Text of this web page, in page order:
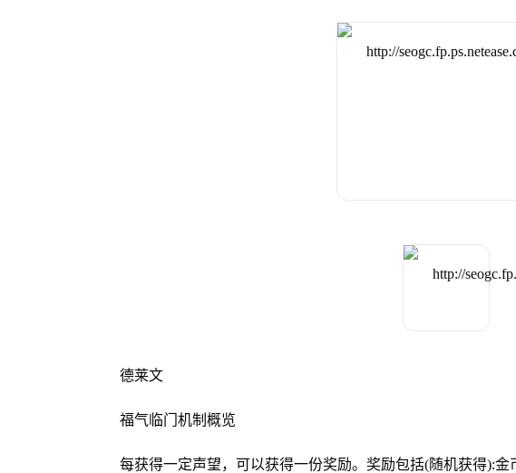
德莱文
福气临门机制概览
每获得一定声望，可以获得一份奖励。奖励包括(随机获得):